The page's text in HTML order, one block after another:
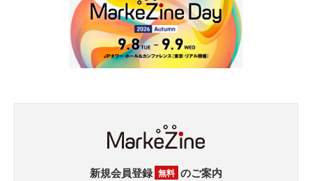
新規会員登録 無料 のご案内